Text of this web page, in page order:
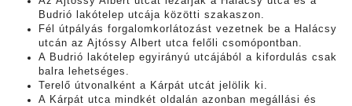
Budrió lakótelep utcája közötti szakaszon.
Fél útpályás forgalomkorlátozást vezetnek be a Halácsy
utcán az Ajtóssy Albert utca felőli csomópontban.
A Budrió lakótelep egyirányú utcájából a kifordulás csak
balra lehetséges.
Terelő útvonalként a Kárpát utcát jelölik ki.
A Kárpát utca mindkét oldalán azonban megállási és